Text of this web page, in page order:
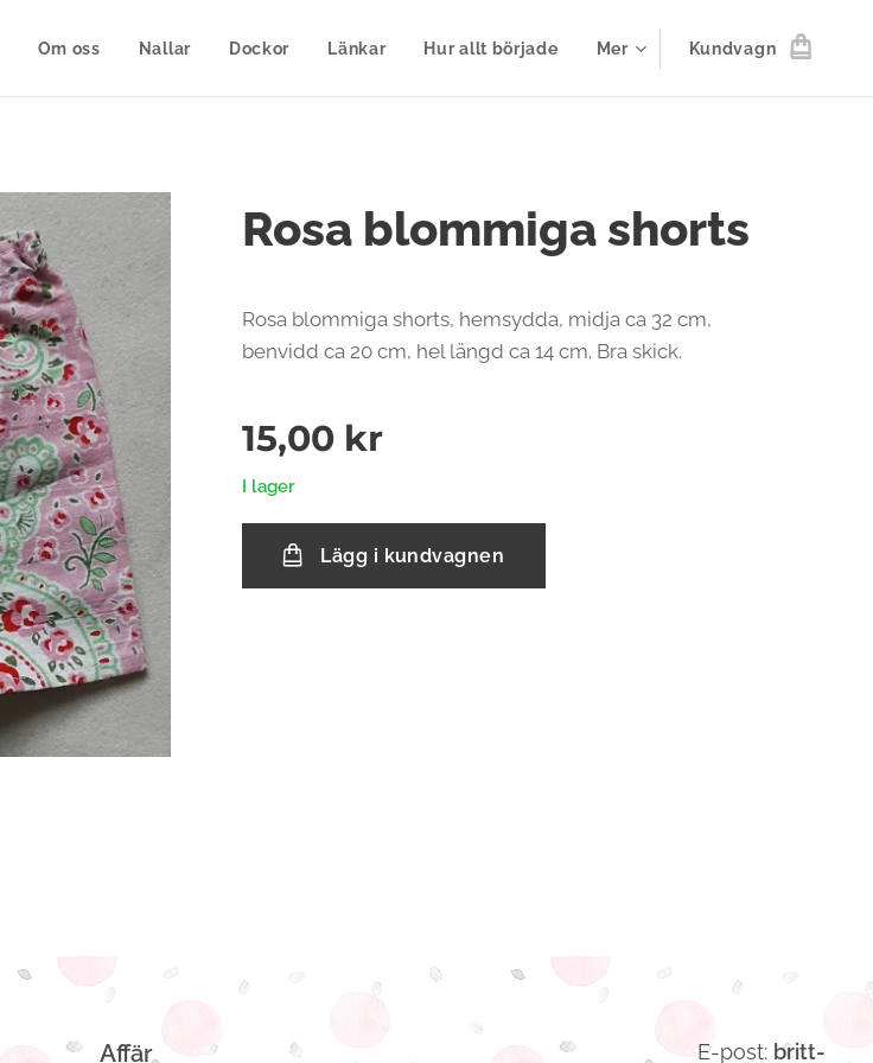
Om oss Nallar Dockor Länkar Hur allt började Mer Kundvagn
Rosa blommiga shorts
Rosa blommiga shorts, hemsydda, midja ca 32 cm,
benvidd ca 20 cm, hel längd ca 14 cm. Bra skick.
15,00 kr
I lager
Lägg i kundvagnen
Affär E-post: britt-